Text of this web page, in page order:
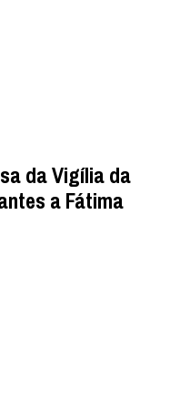
da Vigília da
a Fátima